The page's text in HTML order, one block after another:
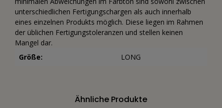
unterschiedlichen Fertigungschargen als auch innerhalb
eines einzelnen Produkts möglich. Diese liegen im Rahmen
der üblichen Fertigungstoleranzen und stellen keinen
Mangel dar.
Größe:
LONG
Ähnliche Produkte